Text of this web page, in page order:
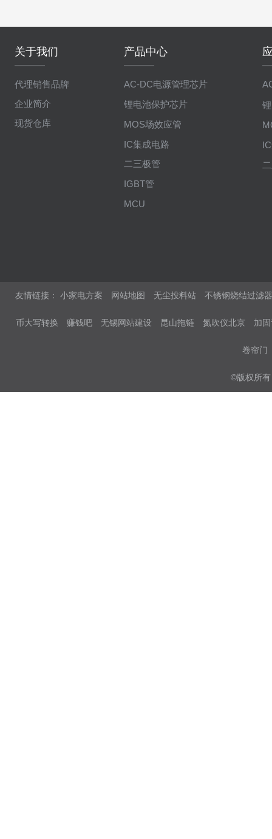
关于我们
代理销售品牌
企业简介
现货仓库
产品中心
AC-DC电源管理芯片
锂电池保护芯片
MOS场效应管
IC集成电路
二三极管
IGBT管
MCU
友情链接： 小家电方案 网站地图 无尘投料站 不锈钢烧结过滤器
币大写转换 赚钱吧 无锡网站建设 昆山拖链 氮吹仪北京 加
卷帘门
©版权所